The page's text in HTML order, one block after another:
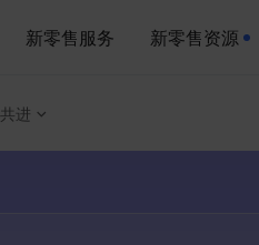
新零售服务 新零售资源
进